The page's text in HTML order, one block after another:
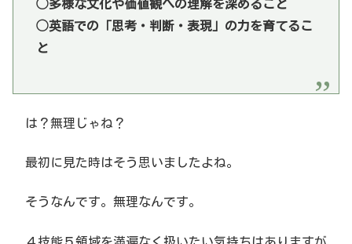
◯多様な文化や価値観への理解を深めること
◯英語での「思考・判断・表現」の力を育てるこ
と
は？無理じゃね？
最初に見た時はそう思いましたよね。
そうなんです。無理なんです。